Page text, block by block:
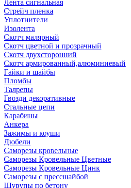
Лента сигнальная
Стрейч пленка
Уплотнители
Изолента
Скотч малярный
Скотч цветной и прозрачный
Скотч двухсторонний
Скотч армированный,алюминиевый
Гайки и шайбы
Пломбы
Талрепы
Гвозди декоративные
Стальные цепи
Карабины
Анкера
Зажимы и коуши
Дюбели
Саморезы кровельные
Саморезы Кровельные Цветные
Саморезы Кровельные Цинк
Саморезы с прессшайбой
Шурупы по бетону